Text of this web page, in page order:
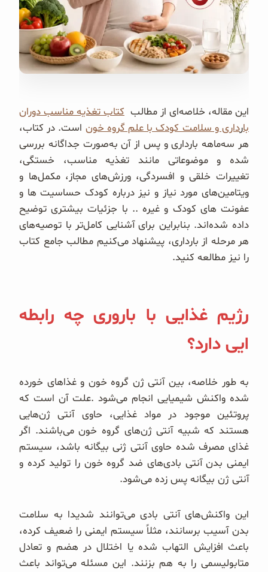
غلات و دانه‌های سالم
صبحانه و میان وعده
سبوس و جوانه‌ها
کتاب‌های OAB
وبلاگ
این مقاله، خلاصه‌ای از مطالب کتاب تغذیه مناسب دوران
بارداری و سلامت کودک با علم گروه خون است. در کتاب،
هر سه‌ماهه بارداری و پس از آن به‌صورت جداگانه بررسی
شده و موضوعاتی مانند تغذیه مناسب، خستگی،
تغییرات خلقی و افسردگی، ورزش‌های مجاز، مکمل‌ها و
ویتامین‌های مورد نیاز و نیز درباره کودک حساسیت ها و
عفونت های کودک و غیره .. با جزئیات بیشتری توضیح
داده شده‌اند. بنابراین برای آشنایی کامل‌تر با توصیه‌های
هر مرحله از بارداری، پیشنهاد می‌کنیم مطالب جامع کتاب
را نیز مطالعه کنید.
رژیم غذایی با باروری چه رابطه
ایی دارد؟
به طور خلاصه، بین آنتی ژن گروه خون و غذاهای خورده
شده واکنش شیمیایی انجام می‌شود .علت آن است که
پروتئین موجود در مواد غذایی، حاوی آنتی ژن‌هایی
هستند که شبیه آنتی ژن‌های گروه خون می‌باشند. اگر
غذای مصرف شده حاوی آنتی ژنی بیگانه باشد، سیستم
ایمنی بدن آنتی بادی‌های ضد گروه خون را تولید کرده و
آنتی ژن بیگانه پس زده می‌شود.
این واکنش‌های آنتی بادی می‌توانند شدیدا به سلامت
بدن آسیب برسانند، مثلاً سیستم ایمنی را ضعیف کرده،
باعث افزایش التهاب شده یا اختلال در هضم و تعادل
متابولیسمی را به هم بزنند. این مسئله می‌تواند باعث